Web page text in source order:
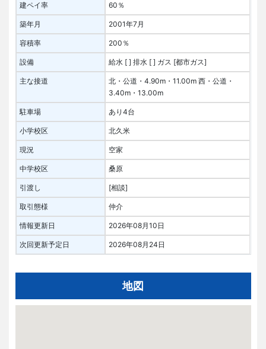
建ペイ率 60％
築年月 2001年7月
容積率 200％
設備 給水 [ ] 排水 [ ] ガス [都市ガス]
主な接道 北・公道・4.90m・11.00m 西・公道・
3.40m・13.00m
駐車場 あり4台
小学校区 北久米
現況 空家
中学校区 桑原
引渡し [相談]
取引態様 仲介
情報更新日 2026年08月10日
次回更新予定日 2026年08月24日
地図